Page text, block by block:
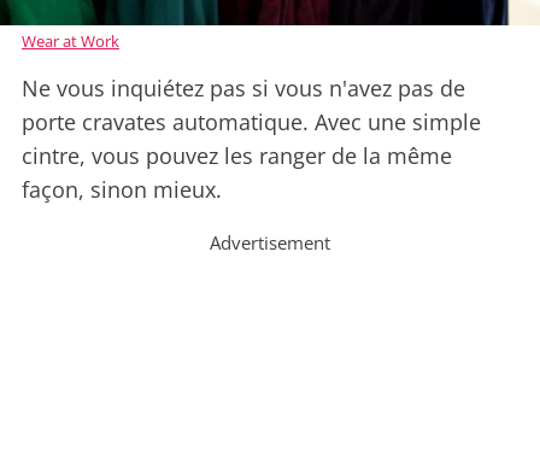
Wear at Work
Ne vous inquiétez pas si vous n'avez pas de
porte cravates automatique. Avec une simple
cintre, vous pouvez les ranger de la même
façon, sinon mieux.
Advertisement